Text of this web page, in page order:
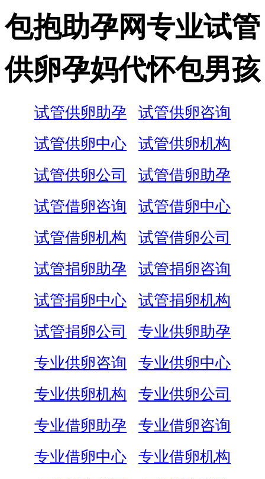
包抱助孕网专业试管
供卵孕妈代怀包男孩
试管供卵助孕
试管供卵咨询
试管供卵中心
试管供卵机构
试管供卵公司
试管借卵助孕
试管借卵咨询
试管借卵中心
试管借卵机构
试管借卵公司
试管捐卵助孕
试管捐卵咨询
试管捐卵中心
试管捐卵机构
试管捐卵公司
专业供卵助孕
专业供卵咨询
专业供卵中心
专业供卵机构
专业供卵公司
专业借卵助孕
专业借卵咨询
专业借卵中心
专业借卵机构